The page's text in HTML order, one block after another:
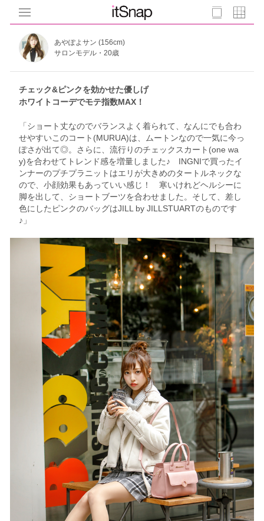
あやぽよサン (156cm)
サロンモデル・20歳
チェック&ピンクを効かせた優しげ
ホワイトコーデでモテ指数MAX！
「ショート丈なのでバランスよく着られて、なんにでも合わ
せやすいこのコート(MURUA)は、ムートンなので一気に今っ
ぽさが出て◎。さらに、流行りのチェックスカート(one wa
y)を合わせてトレンド感を増量しました♪ INGNIで買ったイ
ンナーのプチプラニットはエリが大きめのタートルネックな
ので、小顔効果もあっていい感じ！ 寒いけれどヘルシーに
脚を出して、ショートブーツを合わせました。そして、差し
色にしたピンクのバッグはJILL by JILLSTUARTのものです
♪」